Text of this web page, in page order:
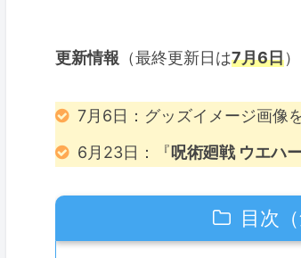
更新情報 （最終更新日は7月6日）
7月6日：グッズイメージ画像
6月23日：『呪術廻戦 ウエハ
目次